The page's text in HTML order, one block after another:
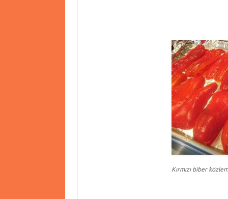
Kırmızı biber